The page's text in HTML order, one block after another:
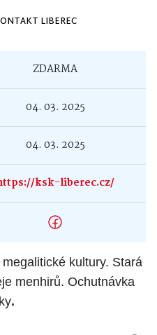
LIBEREC
ZDARMA
04. 03. 2025
04. 03. 2025
ksk-liberec.cz/
kultury. Stará
menhirů. Ochutnávka
.